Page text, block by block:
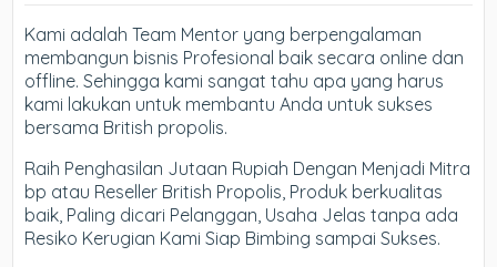
Kami adalah Team Mentor yang berpengalaman
membangun bisnis Profesional baik secara online dan
offline. Sehingga kami sangat tahu apa yang harus
kami lakukan untuk membantu Anda untuk sukses
bersama British propolis.
Raih Penghasilan Jutaan Rupiah Dengan Menjadi Mitra
bp atau Reseller British Propolis, Produk berkualitas
baik, Paling dicari Pelanggan, Usaha Jelas tanpa ada
Resiko Kerugian Kami Siap Bimbing sampai Sukses.